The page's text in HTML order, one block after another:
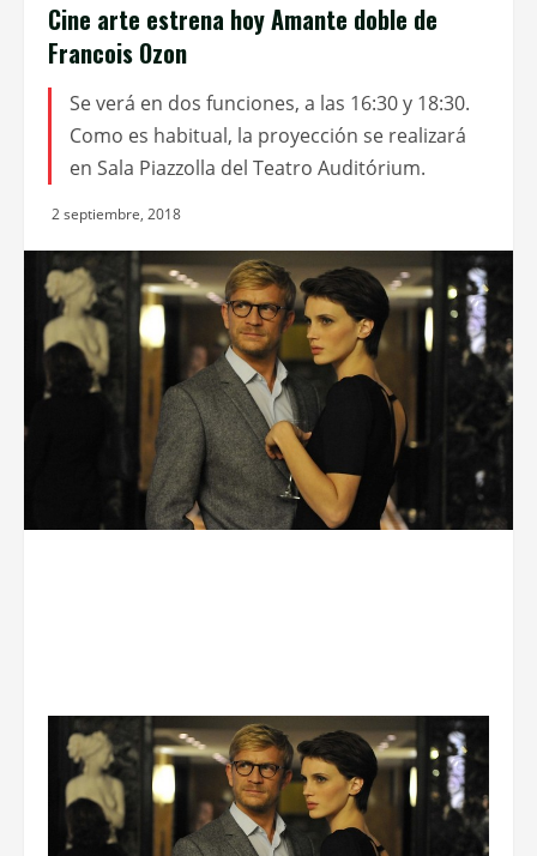
Cine arte estrena hoy Amante doble de
Francois Ozon
Se verá en dos funciones, a las 16:30 y 18:30.
Como es habitual, la proyección se realizará
en Sala Piazzolla del Teatro Auditórium.
2 septiembre, 2018